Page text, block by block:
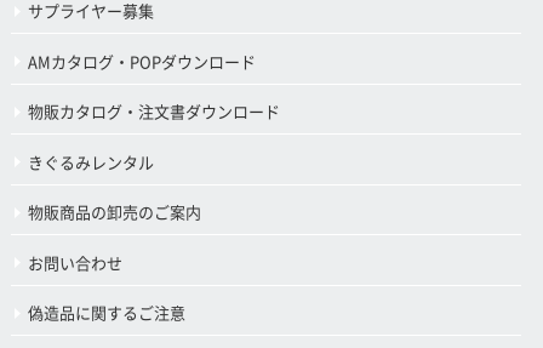
サプライヤー募集
AMカタログ・POPダウンロード
物販カタログ・注文書ダウンロード
きぐるみレンタル
物販商品の卸売のご案内
お問い合わせ
偽造品に関するご注意